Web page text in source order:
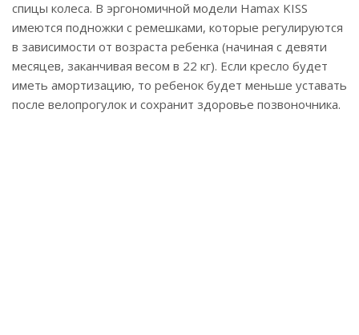
спицы колеса. В эргономичной модели Hamax KISS
имеются подножки с ремешками, которые регулируются
в зависимости от возраста ребенка (начиная с девяти
месяцев, заканчивая весом в 22 кг). Если кресло будет
иметь амортизацию, то ребенок будет меньше уставать
после велопрогулок и сохранит здоровье позвоночника.